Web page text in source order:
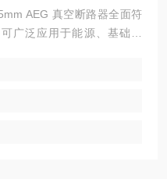
面符
广泛应用于能源、基础设
压变电站中，以及投切各种